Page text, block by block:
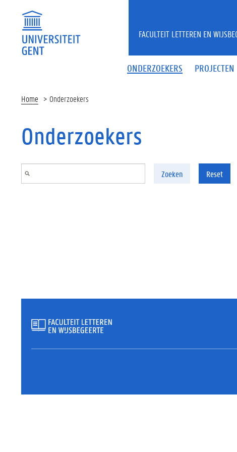
ONDERZOEKERS PROJECTEN
FACULTEIT LETTEREN EN
Home Onderzoekers
Onderzoekers
Zoeken Reset